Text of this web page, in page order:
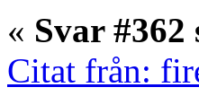
« Svar
Citat från: